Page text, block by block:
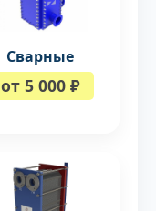
Сварные
от 5 000 ₽